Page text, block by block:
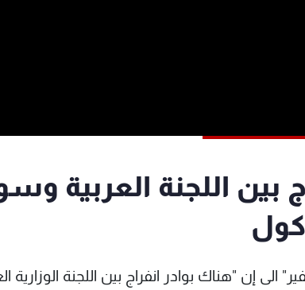
بين اللجنة العربية
الى إن "هناك بوادر انفراج بين اللجنة الوزارية